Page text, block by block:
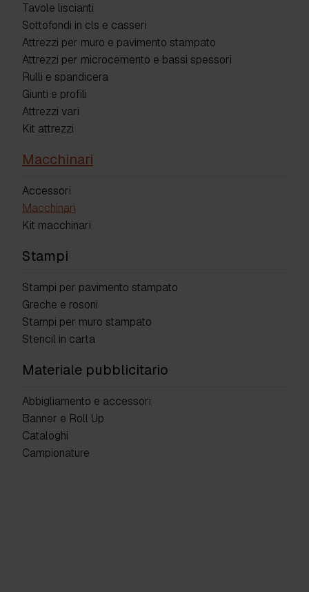
Tavole liscianti
Sottofondi in cls e casseri
Attrezzi per muro e pavimento stampato
Attrezzi per microcemento e bassi spessori
Rulli e spandicera
Giunti e profili
Attrezzi vari
Kit attrezzi
Macchinari
Accessori
Macchinari
Kit macchinari
Stampi
Stampi per pavimento stampato
Greche e rosoni
Stampi per muro stampato
Stencil in carta
Materiale pubblicitario
Abbigliamento e accessori
Banner e Roll Up
Cataloghi
Campionature